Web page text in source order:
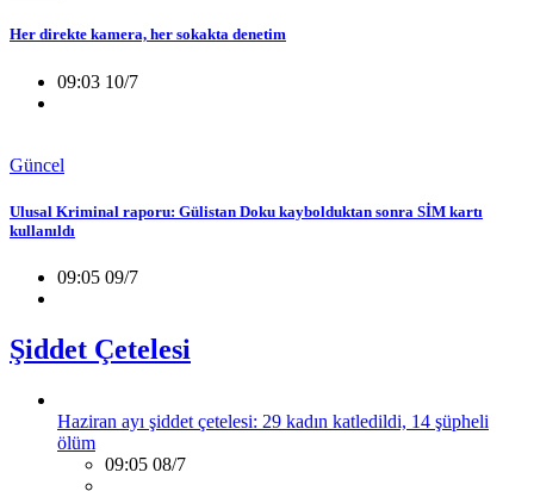
Her direkte kamera, her sokakta denetim
09:03 10/7
Güncel
Ulusal Kriminal raporu: Gülistan Doku kaybolduktan sonra SİM kartı
kullanıldı
09:05 09/7
Şiddet Çetelesi
Haziran ayı şiddet çetelesi: 29 kadın katledildi, 14 şüpheli
ölüm
09:05 08/7